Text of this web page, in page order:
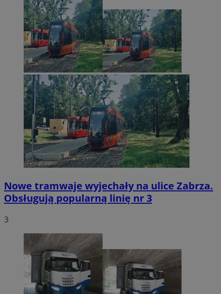
Nowe tramwaje wyjechały na ulice Zabrza.
Obsługują popularną linię nr 3
3